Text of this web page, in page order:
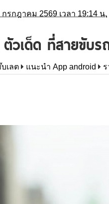
รกฎาคม 2569 เวลา 19:14 น.
เด็ด ที่สายขับร
เลต แนะนำ App android